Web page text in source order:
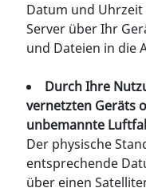
Datum und
Server über Ihr
und Dateien in die
Durch Ihre
vernetzten Geräts
unbemannte
Der physische
entsprechende
über einen